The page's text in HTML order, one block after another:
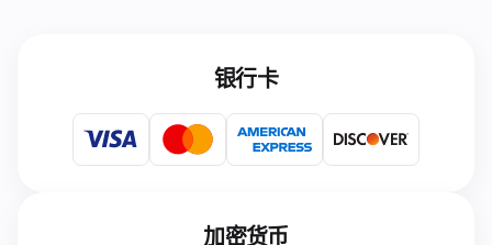
银行卡
加密货币